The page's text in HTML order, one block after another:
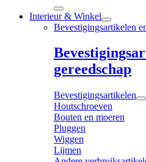
Interieur & Winkel
Bevestigingsartikelen
gereedschap
Bevestigingsartikelen
Houtschroeven
Bouten en moeren
Pluggen
Wiggen
Lijmen